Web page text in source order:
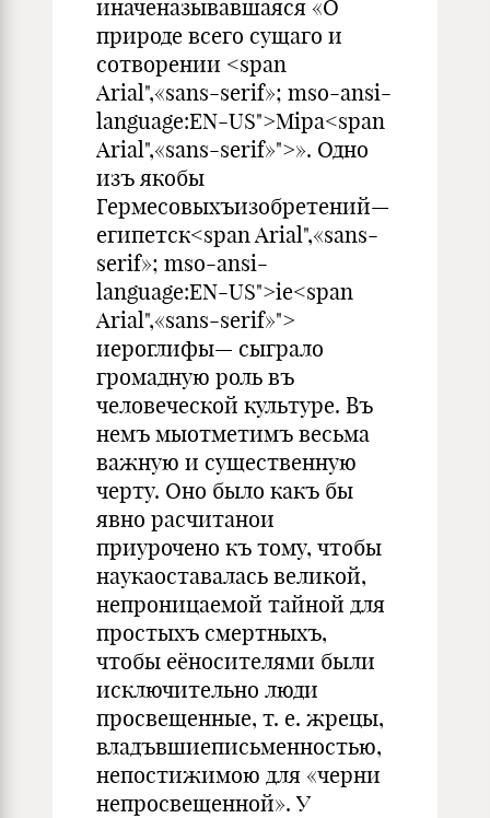
иначеназывавшаяся «О
природе всего сущаго и
сотворении <span
Arial",«sans-serif»; mso-ansi-
language:EN-US">Mipa<span
Arial",«sans-serif»">». Одно
изъ якобы
Гермесовыхъизобретений—
египетск<span Arial",«sans-
serif»; mso-ansi-
language:EN-US">ie<span
Arial",«sans-serif»">
иероглифы— сыграло
громадную роль въ
человеческой культуре. Въ
немъ мыотметимъ весьма
важную и существенную
черту. Оно было какъ бы
явно расчитанои
приурочено къ тому, чтобы
наукаоставалась великой,
непроницаемой тайной для
простыхъ смертныхъ,
чтобы еёносителями были
исключительно люди
просвещенные, т. е. жрецы,
владъвшиеписьменностью,
непостижимою для «черни
непросвещенной». У